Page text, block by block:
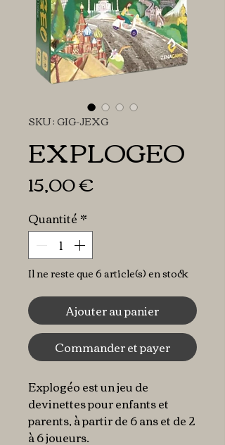
SKU : GIG-JEXG
EXPLOGEO
15,00 €Prix
Quantité *
Il ne reste que 6 article(s) en stock
Ajouter au panier
Commander et payer
Explogéo est un jeu de
devinettes pour enfants et
parents, à partir de 6 ans et de 2
à 6 joueurs.